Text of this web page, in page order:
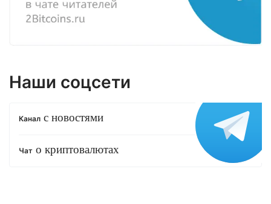
Наши соцсети
Канал с новостями
Чат о криптовалютах